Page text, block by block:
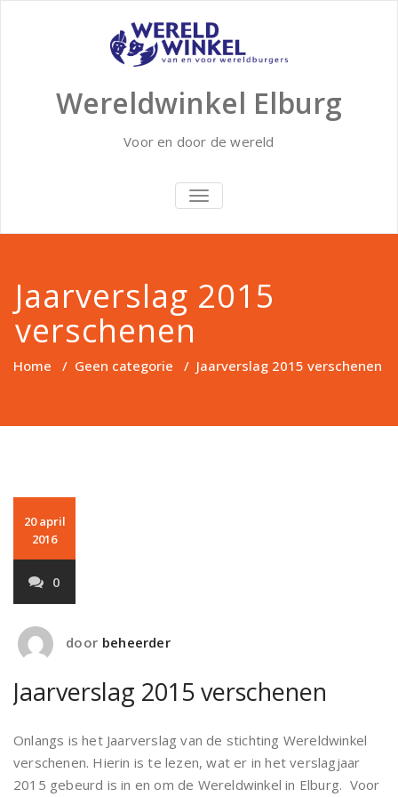
Wereldwinkel Elburg
Voor en door de wereld
SCHAKEL
NAVIGATIE
Jaarverslag 2015
verschenen
Home / Geen categorie / Jaarverslag 2015 verschenen
20 april
2016
0
door beheerder
Jaarverslag 2015 verschenen
Onlangs is het Jaarverslag van de stichting Wereldwinkel
verschenen. Hierin is te lezen, wat er in het verslagjaar
2015 gebeurd is in en om de Wereldwinkel in Elburg. Voor